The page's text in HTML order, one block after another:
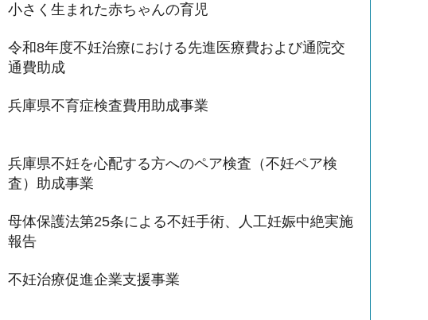
小さく生まれた赤ちゃんの育児
令和8年度不妊治療における先進医療費および通院交
通費助成
兵庫県不育症検査費用助成事業
兵庫県不妊を心配する方へのペア検査（不妊ペア検
査）助成事業
母体保護法第25条による不妊手術、人工妊娠中絶実施
報告
不妊治療促進企業支援事業